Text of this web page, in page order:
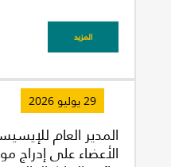
المزيد
29 يوليو 2026
المدير العام
الأعضاء على إدراج